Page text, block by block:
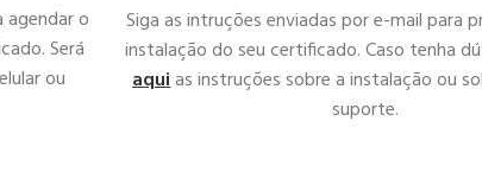
o
Será
ou
Siga as intruções enviadas por e-mail para
instalação do seu certificado. Caso tenha
aquias instruções sobre a instalação ou
suporte.